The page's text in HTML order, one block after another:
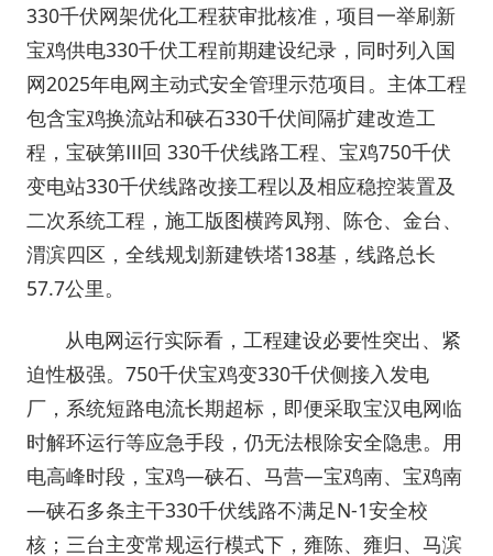
330千伏网架优化工程获审批核准，项目一举刷新
宝鸡供电330千伏工程前期建设纪录，同时列入国
网2025年电网主动式安全管理示范项目。主体工程
包含宝鸡换流站和硖石330千伏间隔扩建改造工
程，宝硖第Ⅲ回 330千伏线路工程、宝鸡750千伏
变电站330千伏线路改接工程以及相应稳控装置及
二次系统工程，施工版图横跨凤翔、陈仓、金台、
渭滨四区，全线规划新建铁塔138基，线路总长
57.7公里。
从电网运行实际看，工程建设必要性突出、紧
迫性极强。750千伏宝鸡变330千伏侧接入发电
厂，系统短路电流长期超标，即便采取宝汉电网临
时解环运行等应急手段，仍无法根除安全隐患。用
电高峰时段，宝鸡—硖石、马营—宝鸡南、宝鸡南
—硖石多条主干330千伏线路不满足N-1安全校
核；三台主变常规运行模式下，雍陈、雍归、马滨